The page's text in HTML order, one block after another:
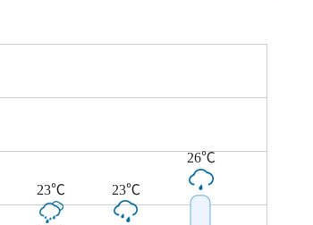
23℃ 23℃
26℃